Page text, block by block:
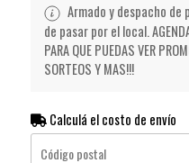
Armado y despacho
de pasar por el local.
PARA QUE PUEDAS VER
SORTEOS Y MAS!!!
Calculá el costo de envío